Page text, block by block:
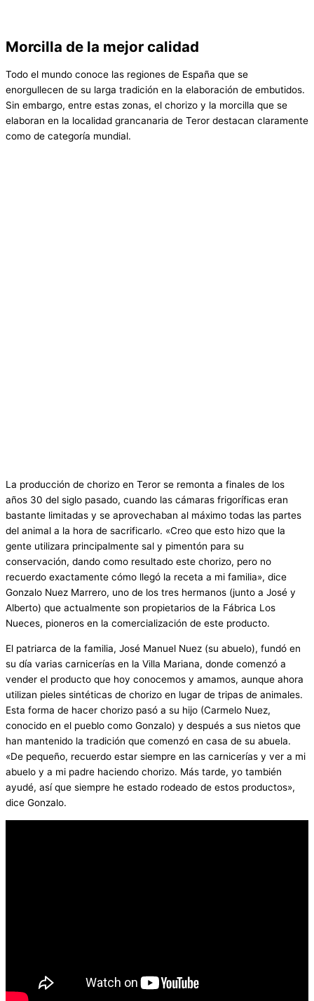
Morcilla de la mejor calidad
Todo el mundo conoce las regiones de España que se
enorgullecen de su larga tradición en la elaboración de embutidos.
Sin embargo, entre estas zonas, el chorizo y la morcilla que se
elaboran en la localidad grancanaria de Teror destacan claramente
como de categoría mundial.
La producción de chorizo en Teror se remonta a finales de los
años 30 del siglo pasado, cuando las cámaras frigoríficas eran
bastante limitadas y se aprovechaban al máximo todas las partes
del animal a la hora de sacrificarlo. «Creo que esto hizo que la
gente utilizara principalmente sal y pimentón para su
conservación, dando como resultado este chorizo, pero no
recuerdo exactamente cómo llegó la receta a mi familia», dice
Gonzalo Nuez Marrero, uno de los tres hermanos (junto a José y
Alberto) que actualmente son propietarios de la Fábrica Los
Nueces, pioneros en la comercialización de este producto.
El patriarca de la familia, José Manuel Nuez (su abuelo), fundó en
su día varias carnicerías en la Villa Mariana, donde comenzó a
vender el producto que hoy conocemos y amamos, aunque ahora
utilizan pieles sintéticas de chorizo en lugar de tripas de animales.
Esta forma de hacer chorizo pasó a su hijo (Carmelo Nuez,
conocido en el pueblo como Gonzalo) y después a sus nietos que
han mantenido la tradición que comenzó en casa de su abuela.
«De pequeño, recuerdo estar siempre en las carnicerías y ver a mi
abuelo y a mi padre haciendo chorizo. Más tarde, yo también
ayudé, así que siempre he estado rodeado de estos productos»,
dice Gonzalo.